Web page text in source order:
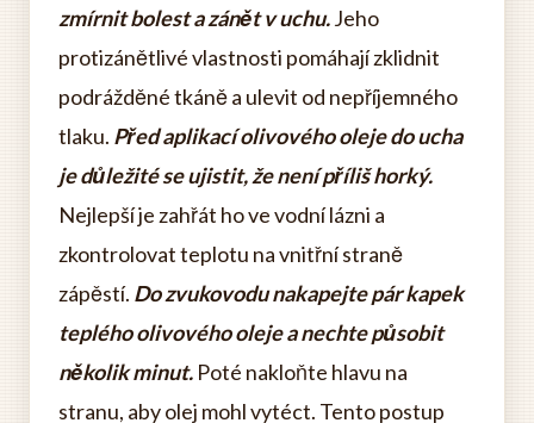
zmírnit bolest a zánět v uchu.Jeho
protizánětlivé vlastnosti pomáhají zklidnit
podrážděné tkáně a ulevit od nepříjemného
tlaku. Před aplikací olivového oleje do ucha
je důležité se ujistit, že není příliš horký.
Nejlepší je zahřát ho ve vodní lázni a
zkontrolovat teplotu na vnitřní straně
zápěstí. Do zvukovodu nakapejte pár kapek
teplého olivového oleje a nechte působit
několik minut. Poté nakloňte hlavu na
stranu, aby olej mohl vytéct. Tento postup